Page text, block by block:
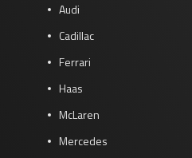
Audi
Cadillac
Ferrari
Haas
McLaren
Mercedes